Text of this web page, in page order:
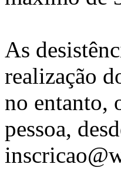
As
realização
no entanto,
pessoa,